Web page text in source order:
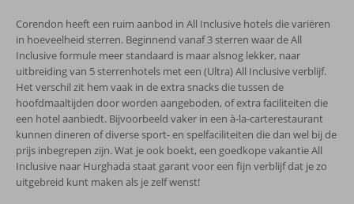
Corendon heeft een ruim aanbod in All Inclusive hotels die variëren
in hoeveelheid sterren. Beginnend vanaf 3 sterren waar de All
Inclusive formule meer standaard is maar alsnog lekker, naar
uitbreiding van 5 sterrenhotels met een (Ultra) All Inclusive verblijf.
Het verschil zit hem vaak in de extra snacks die tussen de
hoofdmaaltijden door worden aangeboden, of extra faciliteiten die
een hotel aanbiedt. Bijvoorbeeld vaker in een à-la-carterestaurant
kunnen dineren of diverse sport- en spelfaciliteiten die dan wel bij de
prijs inbegrepen zijn. Wat je ook boekt, een goedkope vakantie All
Inclusive naar Hurghada staat garant voor een fijn verblijf dat je zo
uitgebreid kunt maken als je zelf wenst!